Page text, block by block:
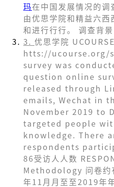
玛在中国发展情况的调
由优思学院和精益六
和进⾏行行。 调查背
3. 优思学院
htts://ucourse.org/
survey was
question online
released through
emails, Wechat in
November 2019 to
targeted people
knowledge. There
respondents
86受访⼈人数
Methodology 问卷约
年11⽉月⾄至2019年